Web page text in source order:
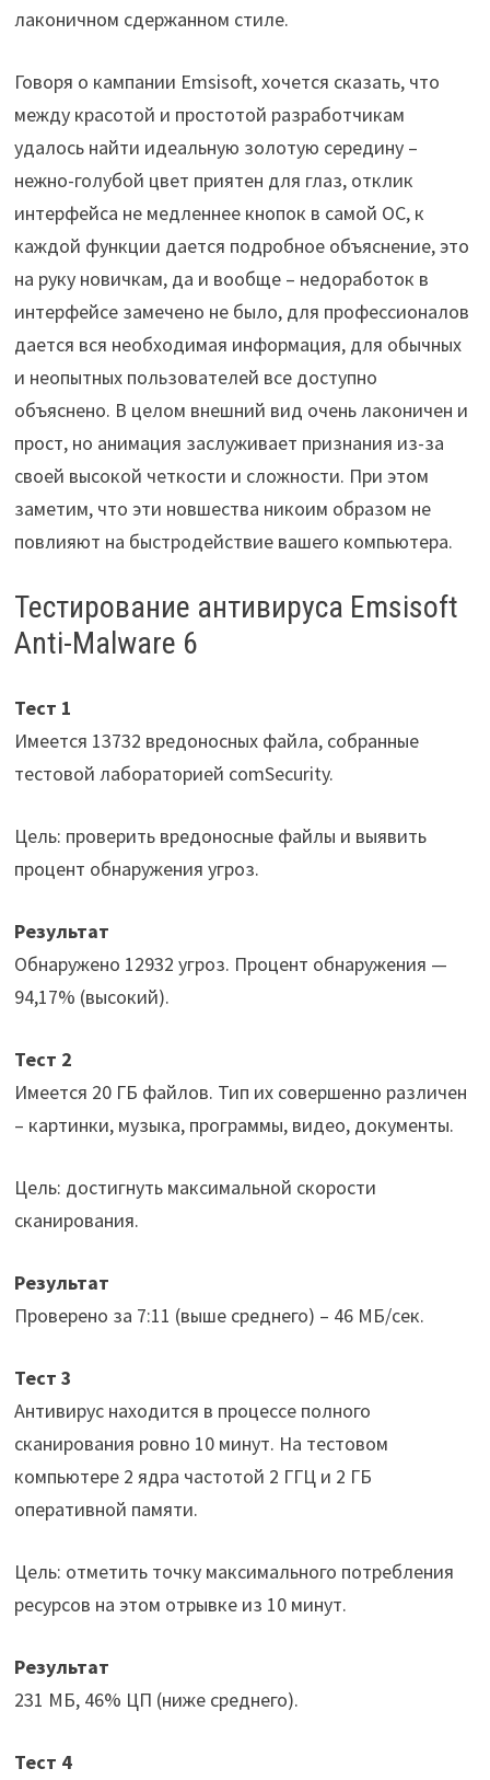
лаконичном сдержанном стиле.
Говоря о кампании Emsisoft, хочется сказать, что
между красотой и простотой разработчикам
удалось найти идеальную золотую середину –
нежно-голубой цвет приятен для глаз, отклик
интерфейса не медленнее кнопок в самой ОС, к
каждой функции дается подробное объяснение, это
на руку новичкам, да и вообще – недоработок в
интерфейсе замечено не было, для профессионалов
дается вся необходимая информация, для обычных
и неопытных пользователей все доступно
объяснено. В целом внешний вид очень лаконичен и
прост, но анимация заслуживает признания из-за
своей высокой четкости и сложности. При этом
заметим, что эти новшества никоим образом не
повлияют на быстродействие вашего компьютера.
Тестирование антивируса Emsisoft
Anti-Malware 6
Тест 1
Имеется 13732 вредоносных файла, собранные
тестовой лабораторией comSecurity.
Цель: проверить вредоносные файлы и выявить
процент обнаружения угроз.
Результат
Обнаружено 12932 угроз. Процент обнаружения —
94,17% (высокий).
Тест 2
Имеется 20 ГБ файлов. Тип их совершенно различен
– картинки, музыка, программы, видео, документы.
Цель: достигнуть максимальной скорости
сканирования.
Результат
Проверено за 7:11 (выше среднего) – 46 МБ/сек.
Тест 3
Антивирус находится в процессе полного
сканирования ровно 10 минут. На тестовом
компьютере 2 ядра частотой 2 ГГЦ и 2 ГБ
оперативной памяти.
Цель: отметить точку максимального потребления
ресурсов на этом отрывке из 10 минут.
Результат
231 МБ, 46% ЦП (ниже среднего).
Тест 4